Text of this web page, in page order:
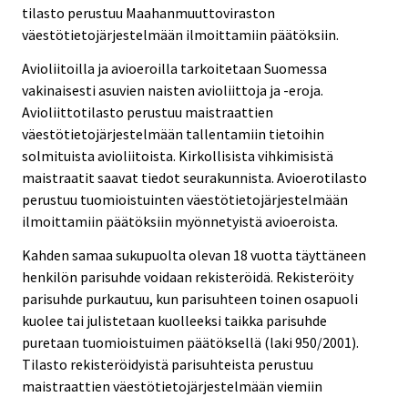
tilasto perustuu Maahanmuuttoviraston
väestötietojärjestelmään ilmoittamiin päätöksiin.
Avioliitoilla ja avioeroilla tarkoitetaan Suomessa
vakinaisesti asuvien naisten avioliittoja ja -eroja.
Avioliittotilasto perustuu maistraattien
väestötietojärjestelmään tallentamiin tietoihin
solmituista avioliitoista. Kirkollisista vihkimisistä
maistraatit saavat tiedot seurakunnista. Avioerotilasto
perustuu tuomioistuinten väestötietojärjestelmään
ilmoittamiin päätöksiin myönnetyistä avioeroista.
Kahden samaa sukupuolta olevan 18 vuotta täyttäneen
henkilön parisuhde voidaan rekisteröidä. Rekisteröity
parisuhde purkautuu, kun parisuhteen toinen osapuoli
kuolee tai julistetaan kuolleeksi taikka parisuhde
puretaan tuomioistuimen päätöksellä (laki 950/2001).
Tilasto rekisteröidyistä parisuhteista perustuu
maistraattien väestötietojärjestelmään viemiin